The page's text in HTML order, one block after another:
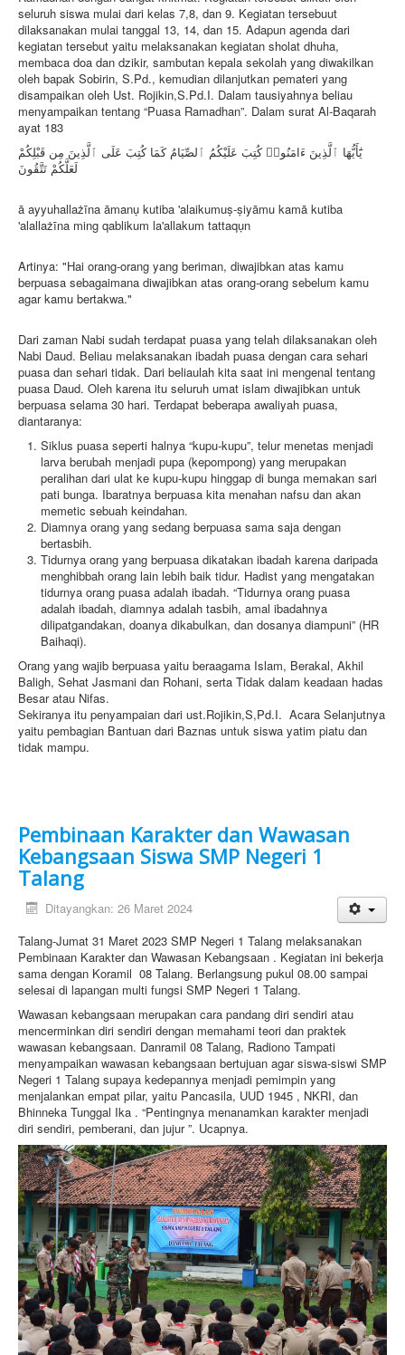
seluruh siswa mulai dari kelas 7,8, dan 9. Kegiatan tersebuut
dilaksanakan mulai tanggal 13, 14, dan 15. Adapun agenda dari
kegiatan tersebut yaitu melaksanakan kegiatan sholat dhuha,
membaca doa dan dzikir, sambutan kepala sekolah yang diwakilkan
oleh bapak Sobirin, S.Pd., kemudian dilanjutkan pemateri yang
disampaikan oleh Ust. Rojikin,S.Pd.I. Dalam tausiyahnya beliau
menyampaikan tentang “Puasa Ramadhan”. Dalam surat Al-Baqarah
ayat 183
يَٰٓأَيُّهَا ٱلَّذِينَ ءَامَنُوا۟ كُتِبَ عَلَيْكُمُ ٱلصِّيَامُ كَمَا كُتِبَ عَلَى ٱلَّذِينَ مِن قَبْلِكُمْ
لَعَلَّكُمْ تَتَّقُونَ
ā ayyuhallażīna āmanụ kutiba 'alaikumuṣ-ṣiyāmu kamā kutiba
'alallażīna ming qablikum la'allakum tattaqụn
Artinya: "Hai orang-orang yang beriman, diwajibkan atas kamu
berpuasa sebagaimana diwajibkan atas orang-orang sebelum kamu
agar kamu bertakwa."
Dari zaman Nabi sudah terdapat puasa yang telah dilaksanakan oleh
Nabi Daud. Beliau melaksanakan ibadah puasa dengan cara sehari
puasa dan sehari tidak. Dari beliaulah kita saat ini mengenal tentang
puasa Daud. Oleh karena itu seluruh umat islam diwajibkan untuk
berpuasa selama 30 hari. Terdapat beberapa awaliyah puasa,
diantaranya:
Siklus puasa seperti halnya “kupu-kupu”, telur menetas menjadi
larva berubah menjadi pupa (kepompong) yang merupakan
peralihan dari ulat ke kupu-kupu hinggap di bunga memakan sari
pati bunga. Ibaratnya berpuasa kita menahan nafsu dan akan
memetic sebuah keindahan.
Diamnya orang yang sedang berpuasa sama saja dengan
bertasbih.
Tidurnya orang yang berpuasa dikatakan ibadah karena daripada
menghibbah orang lain lebih baik tidur. Hadist yang mengatakan
tidurnya orang puasa adalah ibadah. “Tidurnya orang puasa
adalah ibadah, diamnya adalah tasbih, amal ibadahnya
dilipatgandakan, doanya dikabulkan, dan dosanya diampuni” (HR
Baihaqi).
Orang yang wajib berpuasa yaitu beraagama Islam, Berakal, Akhil
Baligh, Sehat Jasmani dan Rohani, serta Tidak dalam keadaan hadas
Besar atau Nifas.
Sekiranya itu penyampaian dari ust.Rojikin,S,Pd.I. Acara Selanjutnya
yaitu pembagian Bantuan dari Baznas untuk siswa yatim piatu dan
tidak mampu.
Pembinaan Karakter dan Wawasan
Kebangsaan Siswa SMP Negeri 1
Talang
Ditayangkan: 26 Maret 2024
Talang-Jumat 31 Maret 2023 SMP Negeri 1 Talang melaksanakan
Pembinaan Karakter dan Wawasan Kebangsaan . Kegiatan ini bekerja
sama dengan Koramil 08 Talang. Berlangsung pukul 08.00 sampai
selesai di lapangan multi fungsi SMP Negeri 1 Talang.
Wawasan kebangsaan merupakan cara pandang diri sendiri atau
mencerminkan diri sendiri dengan memahami teori dan praktek
wawasan kebangsaan. Danramil 08 Talang, Radiono Tampati
menyampaikan wawasan kebangsaan bertujuan agar siswa-siswi SMP
Negeri 1 Talang supaya kedepannya menjadi pemimpin yang
menjalankan empat pilar, yaitu Pancasila, UUD 1945 , NKRI, dan
Bhinneka Tunggal Ika . “Pentingnya menanamkan karakter menjadi
diri sendiri, pemberani, dan jujur ”. Ucapnya.